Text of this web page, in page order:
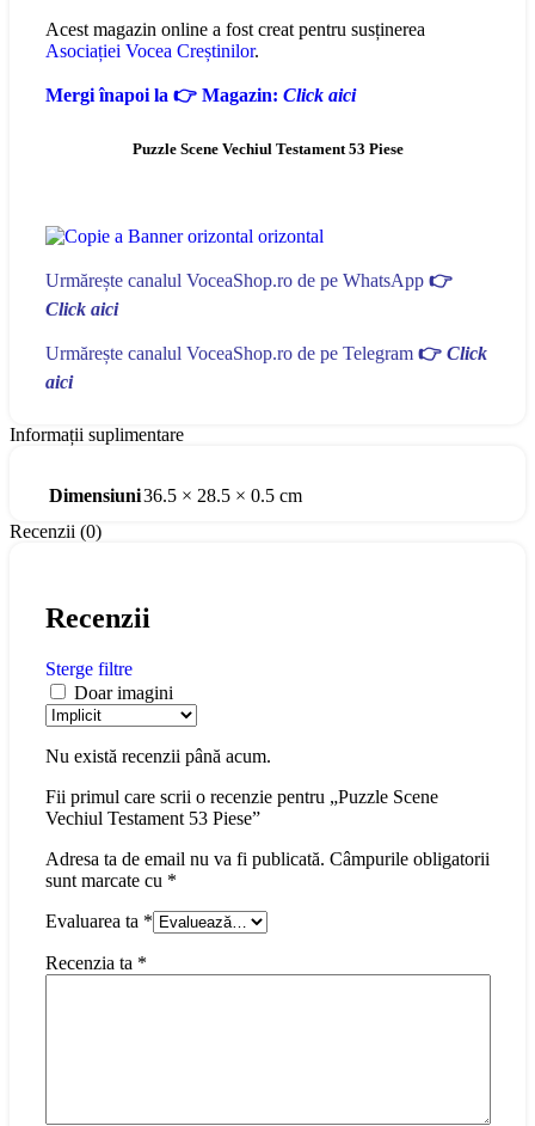
Acest magazin online a fost creat pentru susținerea
Asociației Vocea Creștinilor.
Mergi înapoi la 👉 Magazin: Click aici
Puzzle Scene Vechiul Testament 53 Piese
Urmărește canalul VoceaShop.ro de pe WhatsApp 👉
Click aici
Urmărește canalul VoceaShop.ro de pe Telegram 👉 Click
aici
Informații suplimentare
Dimensiuni36.5 × 28.5 × 0.5 cm
Recenzii (0)
Recenzii
Sterge filtre
Doar imagini
Nu există recenzii până acum.
Fii primul care scrii o recenzie pentru „Puzzle Scene
Vechiul Testament 53 Piese”
Adresa ta de email nu va fi publicată. Câmpurile obligatorii
sunt marcate cu *
Evaluarea ta *
Recenzia ta *